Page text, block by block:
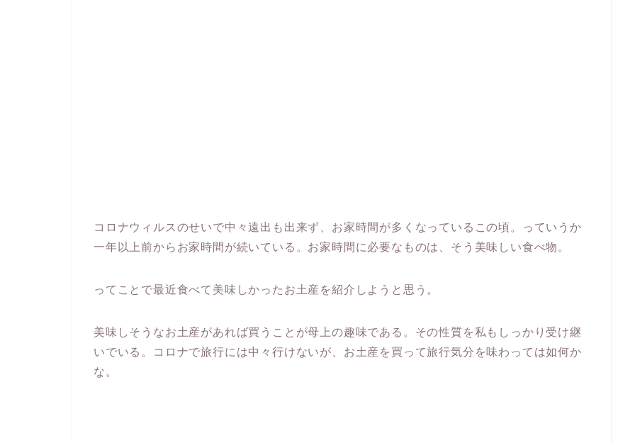
コロナウィルスのせいで中々遠出も出来ず、お家時間が多くなっているこの頃。っていうか
一年以上前からお家時間が続いている。お家時間に必要なものは、そう美味しい食べ物。
ってことで最近食べて美味しかったお土産を紹介しようと思う。
美味しそうなお土産があれば買うことが母上の趣味である。その性質を私もしっかり受け継
いでいる。コロナで旅行には中々行けないが、お土産を買って旅行気分を味わっては如何か
な。